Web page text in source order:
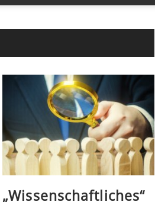
„Wissenschaftliches“